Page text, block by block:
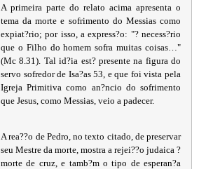
A primeira parte do relato acima apresenta o
tema da morte e sofrimento do Messias como
expiat?rio; por isso, a express?o: "? necess?rio
que o Filho do homem sofra muitas coisas…"
(Mc 8.31). Tal id?ia est? presente na figura do
servo sofredor de Isa?as 53, e que foi vista pela
Igreja Primitiva como an?ncio do sofrimento
que Jesus, como Messias, veio a padecer.
A rea??o de Pedro, no texto citado, de preservar
seu Mestre da morte, mostra a rejei??o judaica ?
morte de cruz, e tamb?m o tipo de esperan?a